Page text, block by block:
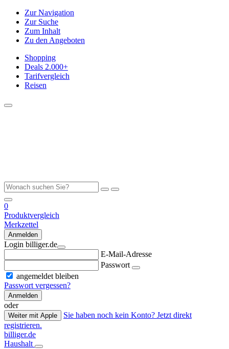
Zur Navigation
Zur Suche
Zum Inhalt
Zu den Angeboten
Shopping
Deals 2.000+
Tarifvergleich
Reisen
0
Produktvergleich
Merkzettel
Anmelden
Login billiger.de
E-Mail-Adresse
Passwort
angemeldet bleiben
Passwort vergessen?
Anmelden
oder
Weiter mit Apple
Sie haben noch kein Konto? Jetzt direkt
registrieren.
billiger.de
Haushalt